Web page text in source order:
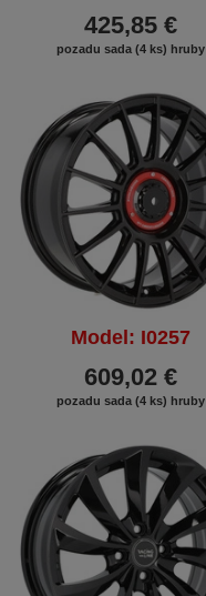
425,85 €
pozadu sada (4 ks) hruby
Model: I0257
609,02 €
pozadu sada (4 ks) hruby